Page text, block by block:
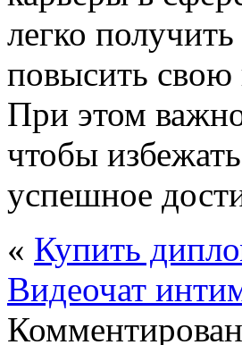
легко
повысить свою
При этом
чтобы
успешное
« Купить
Видеочат